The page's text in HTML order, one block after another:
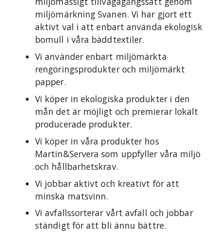
miljömärkning Svanen. Vi har gjort ett
aktivt val i att enbart använda ekologisk
bomull i våra bäddtextiler.
Vi använder enbart miljömärkta
rengöringsprodukter och miljömärkt
papper.
Vi köper in ekologiska produkter i den
mån det är möjligt och premierar lokalt
producerade produkter.
Vi köper in våra produkter hos
Martin&Servera som uppfyller våra miljö
och hållbarhetskrav.
Vi jobbar aktivt och kreativt för att
minska matsvinn.
Vi avfallssorterar vårt avfall och jobbar
ständigt för att bli ännu bättre.